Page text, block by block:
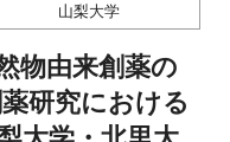
山梨大学
物由来創薬の
研究における